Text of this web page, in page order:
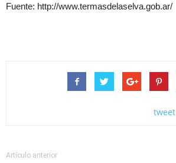
Fuente: http://www.termasdelaselva.gob.ar/
tweet
Artículo anterior